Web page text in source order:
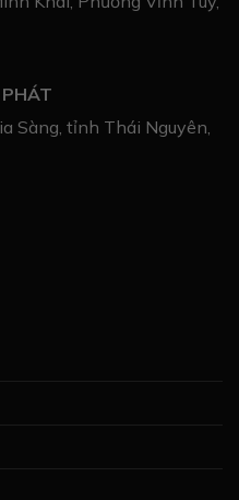
Sàng, tỉnh Thái Nguyên,